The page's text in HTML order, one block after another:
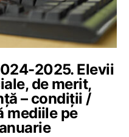
2025. Elevii
de merit,
– condiții /
mediile pe